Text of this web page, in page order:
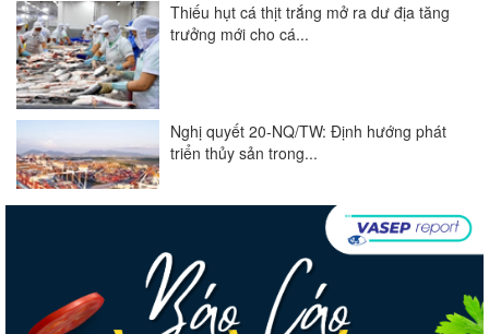
Thiếu hụt cá thịt trắng mở ra dư địa tăng
trưởng mới cho cá...
Nghị quyết 20-NQ/TW: Định hướng phát
triển thủy sản trong...
Góp ý Dự thảo Luật An toàn thực phẩm
(sửa đổi)